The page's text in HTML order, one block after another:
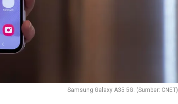
Samsung Galaxy A35 5G. (Sumber: CNET)